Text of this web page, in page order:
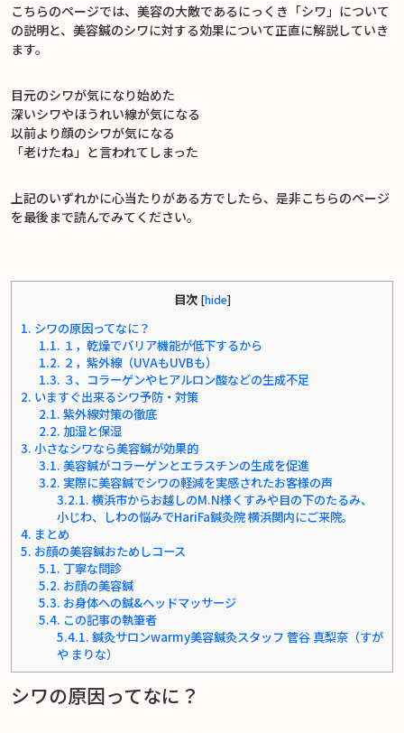
こちらのページでは、美容の大敵であるにっくき「シワ」について
の説明と、美容鍼のシワに対する効果について正直に解説していき
ます。
目元のシワが気になり始めた
深いシワやほうれい線が気になる
以前より顔のシワが気になる
「老けたね」と言われてしまった
上記のいずれかに心当たりがある方でしたら、是非こちらのページ
を最後まで読んでみてください。
目次 [hide]
1. シワの原因ってなに？
1.1. １，乾燥でバリア機能が低下するから
1.2. ２，紫外線（UVAもUVBも）
1.3. ３、コラーゲンやヒアルロン酸などの生成不足
2. いますぐ出来るシワ予防・対策
2.1. 紫外線対策の徹底
2.2. 加湿と保湿
3. 小さなシワなら美容鍼が効果的
3.1. 美容鍼がコラーゲンとエラスチンの生成を促進
3.2. 実際に美容鍼でシワの軽減を実感されたお客様の声
3.2.1. 横浜市からお越しのM.N様くすみや目の下のたるみ、
小じわ、しわの悩みでHariFa鍼灸院 横浜関内にご来院。
4. まとめ
5. お顔の美容鍼おためしコース
5.1. 丁寧な問診
5.2. お顔の美容鍼
5.3. お身体への鍼&ヘッドマッサージ
5.4. この記事の執筆者
5.4.1. 鍼灸サロンwarmy美容鍼灸スタッフ 菅谷 真梨奈（すが
や まりな）
シワの原因ってなに？